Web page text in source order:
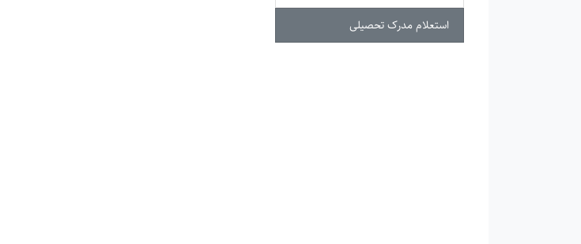
استعلام مدرک تحصیلی